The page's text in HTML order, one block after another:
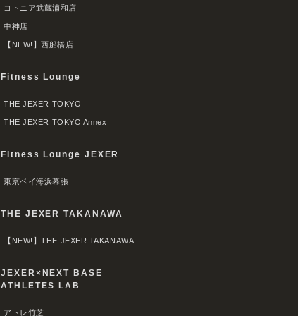
コトニア武蔵浦和店
中神店
【NEW!】西船橋店
Fitness Lounge
THE JEXER TOKYO
THE JEXER TOKYO Annex
Fitness Lounge JEXER
東京ベイ海浜幕張
THE JEXER TAKANAWA
【NEW!】THE JEXER TAKANAWA
JEXER×NEXT BASE
ATHLETES LAB
アトレ竹芝